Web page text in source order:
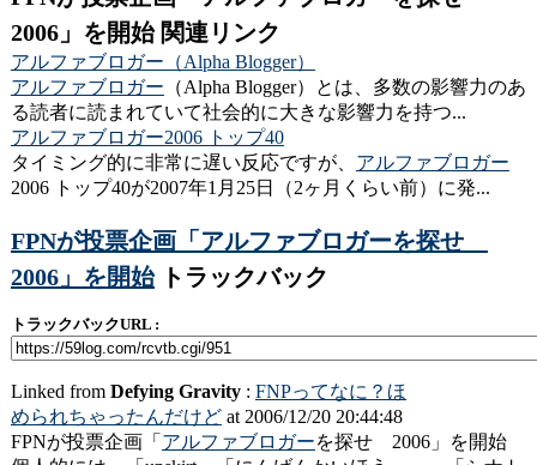
2006」を開始 関連リンク
アルファブロガー（Alpha Blogger）
アルファブロガー （Alpha Blogger）とは、多数の影響力のあ
る読者に読まれていて社会的に大きな影響力を持つ...
アルファブロガー2006 トップ40
タイミング的に非常に遅い反応ですが、 アルファブロガー
2006 トップ40が2007年1月25日（2ヶ月くらい前）に発...
FPNが投票企画「アルファブロガーを探せ
2006」を開始トラックバック
トラックバックURL :
Linked from Defying Gravity: FNPってなに？ほ
められちゃったんだけどat 2006/12/20 20:44:48
FPNが投票企画「 アルファブロガーを探せ 2006」を開始